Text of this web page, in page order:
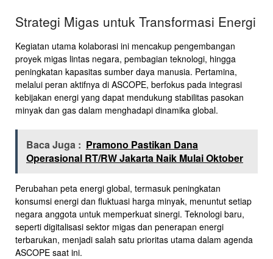
Strategi Migas untuk Transformasi Energi
Kegiatan utama kolaborasi ini mencakup pengembangan
proyek migas lintas negara, pembagian teknologi, hingga
peningkatan kapasitas sumber daya manusia. Pertamina,
melalui peran aktifnya di ASCOPE, berfokus pada integrasi
kebijakan energi yang dapat mendukung stabilitas pasokan
minyak dan gas dalam menghadapi dinamika global.
Baca Juga : Pramono Pastikan Dana
Operasional RT/RW Jakarta Naik Mulai Oktober
Perubahan peta energi global, termasuk peningkatan
konsumsi energi dan fluktuasi harga minyak, menuntut setiap
negara anggota untuk memperkuat sinergi. Teknologi baru,
seperti digitalisasi sektor migas dan penerapan energi
terbarukan, menjadi salah satu prioritas utama dalam agenda
ASCOPE saat ini.